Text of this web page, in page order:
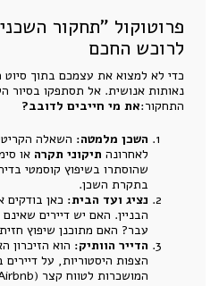
פרוטוקול "תחקור
לרוכש החכם
כדי לא למצוא את עצמכם בתוך
נאותות אנושית. אל תסתפקו בסיור
התחקור:את מי חייבים לדובב?
השכן מלמטה: השאלה
לאחרונה תיקוני תקרה או
שהוסתרו בשיפוץ קוסמטי
בתקרת השכן.
נציג ועד הבית:
הבניין. האם יש דיירים
עבר? האם מתוכנן שיפוץ
הדייר הוותיק: הוא הזיכרון
הצפות היסטוריות, על דיירים